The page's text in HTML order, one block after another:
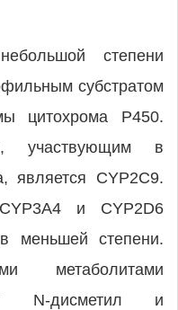
степени
субстратом
цитохрома Р450.
участвующим в
является CYP2C9.
и CYP2D6
меньшей степени.
метаболитами
N-дисметил и